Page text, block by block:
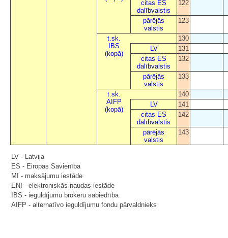
citas ES
dalībvalstis
122
pārējās
valstis
123
t.sk.
IBS
(kopā)
130
LV
131
citas ES
dalībvalstis
132
pārējās
valstis
133
t.sk.
AIFP
(kopā)
140
LV
141
citas ES
dalībvalstis
142
pārējās
valstis
143
LV - Latvija
ES - Eiropas Savienība
MI - maksājumu iestāde
ENI - elektroniskās naudas iestāde
IBS - ieguldījumu brokeru sabiedrība
AIFP - alternatīvo ieguldījumu fondu pārvaldnieks